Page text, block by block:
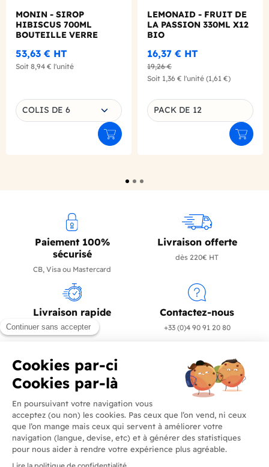
MONIN - SIROP
HIBISCUS 700ML
BOUTEILLE VERRE
53,63 € HT
Soit 8,94 € l'unité
Choisissez une déclinaison
COLIS DE 6
Ajouter au panier
LEMONAID - FRUIT DE
LA PASSION 330ML X12
BIO
16,37 € HT
19,26 €
Soit 1,36 € l'unité (1,61 €)
Déclinaison du produit
PACK DE 12
Paiement 100%
sécurisé
CB, Visa ou Mastercard
Livraison offerte
dès 220€ HT
Livraison rapide
en 24/72h
Contactez-nous
+33 (0)4 90 91 20 80